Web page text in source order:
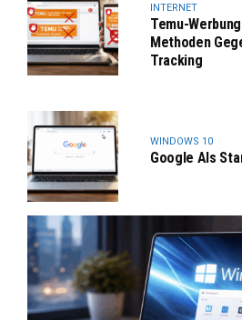
INTERNET
Temu-
Methoden
Tracking
WINDOWS 10
Google Als